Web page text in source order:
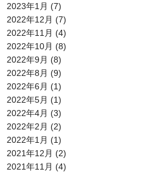
2023年1月 (7)
2022年12月 (7)
2022年11月 (4)
2022年10月 (8)
2022年9月 (8)
2022年8月 (9)
2022年6月 (1)
2022年5月 (1)
2022年4月 (3)
2022年2月 (2)
2022年1月 (1)
2021年12月 (2)
2021年11月 (4)